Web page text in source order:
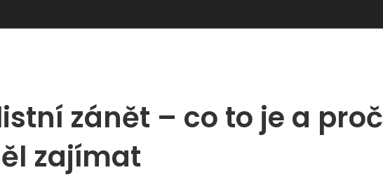
zánět – co to je a proč
zajímat